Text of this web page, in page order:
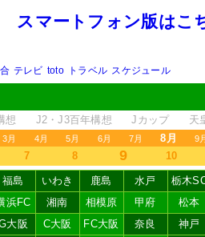
スマートフォン版はこ
テレビ toto トラベル スケジュール
想 J2・J3百年構想 Jカップ 天
3月 4月 5月 6月 7月 8月 9
7 8 9 10
福島 いわき 鹿島 水戸 栃木
浜FC 湘南 相模原 甲府 松本
大阪 C大阪 FC大阪 奈良 神戸